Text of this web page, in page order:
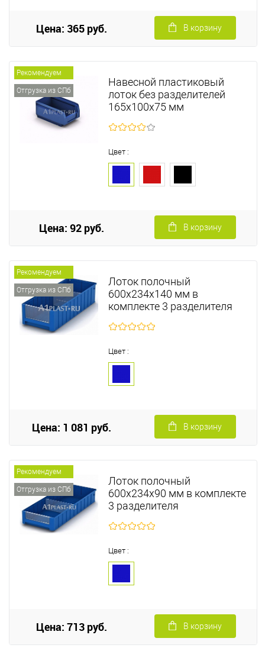
Цена: 365 руб. В корзину
Рекомендуем
Отгрузка из СПб
Навесной пластиковый
лоток без разделителей
165х100х75 мм
Цвет :
Цена: 92 руб. В корзину
Рекомендуем
Отгрузка из СПб
Лоток полочный
600х234х140 мм в
комплекте 3 разделителя
Цвет :
Цена: 1 081 руб. В корзину
Рекомендуем
Отгрузка из СПб
Лоток полочный
600х234х90 мм в комплекте
3 разделителя
Цвет :
Цена: 713 руб. В корзину